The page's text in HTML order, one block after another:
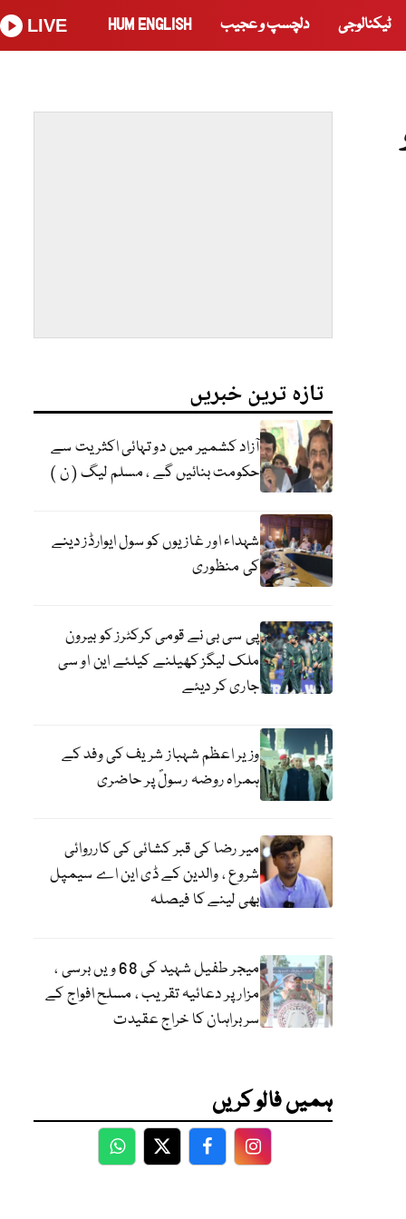
ٹیکنالوجی دلچسپ و عجیب HUM ENGLISH
LIVE
تازہ ترین خبریں
آزاد کشمیر میں دو تہائی اکثریت سے
حکومت بنائیں گے ، مسلم لیگ ( ن )
شہداء اور غازیوں کو سول ایوارڈز دینے
کی منظوری
پی سی بی نے قومی کرکٹرز کو بیرون
ملک لیگز کھیلنے کیلئے این او سی
جاری کر دیئے
وزیر اعظم شہباز شریف کی وفد کے
ہمراہ روضہ رسولؐ پر حاضری
میر رضا کی قبر کشائی کی کارروائی
شروع ، والدین کے ڈی این اے سیمپل
بھی لینے کا فیصلہ
میجر طفیل شہید کی 68 ویں برسی ،
مزار پر دعائیہ تقریب ، مسلح افواج کے
سربراہان کا خراج عقیدت
ہمیں فالو کریں
WhatsApp
TwitterFacebookFacebook